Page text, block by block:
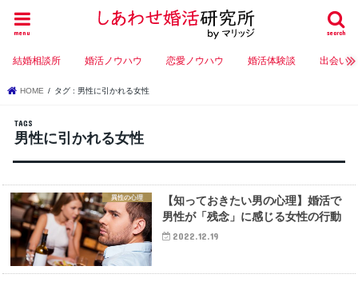
search
menu
結婚相談所 婚活ノウハウ 恋愛ノウハウ 婚活体験談 出会い
HOME タグ : 男性に引かれる女性
男性に引かれる女性
異性の心理
【知っておきたい男の心理】婚活で
男性が「残念」に感じる女性の行動
2022.12.19